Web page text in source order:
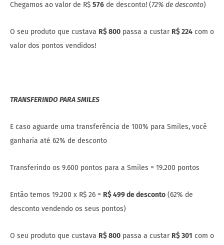
Chegamos ao valor de R$ 576 de desconto! (72% de desconto)
O seu produto que custava R$ 800 passa a custar R$ 224 com o
valor dos pontos vendidos!
TRANSFERINDO PARA SMILES
E caso aguarde uma transferência de 100% para Smiles, você
ganharia até 62% de desconto
Transferindo os 9.600 pontos para a Smiles = 19.200 pontos
Então temos 19.200 x R$ 26 = R$ 499 de desconto (62% de
desconto vendendo os seus pontos)
O seu produto que custava R$ 800 passa a custar R$ 301 com o